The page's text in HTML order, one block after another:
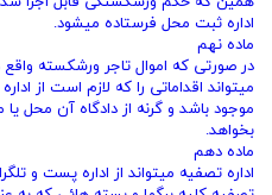
اداره ثبت محل فرستاده میشود.
ماده نهم
در صورتی که اموال تاجر ورشکسته واقع
میتواند اقداماتی را که لازم است از
موجود باشد و گرنه از دادگاه آن محل
بخواهد.
ماده دهم
اداره تصفیه میتواند از اداره پست و